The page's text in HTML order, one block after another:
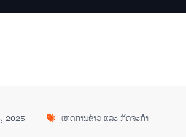
2025 ເຫດການຂ່າວ ແລະ ກິດຈະກໍາ